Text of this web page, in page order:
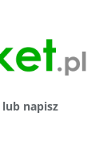
lub napisz